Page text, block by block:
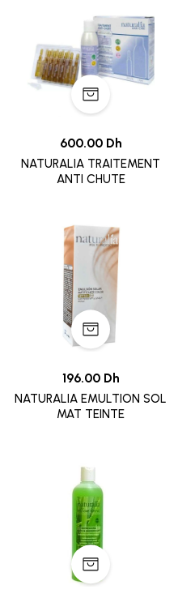
600.00 Dh
NATURALIA TRAITEMENT
ANTI CHUTE
196.00 Dh
NATURALIA EMULTION SOL
MAT TEINTE